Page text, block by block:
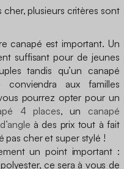
plusieurs critères sont
canapé est important. Un
suffisant pour de jeunes
tandis qu’un canapé
conviendra aux familles
pourrez opter pour un
4 places, un canapé
à des prix tout à fait
pas cher et super stylé !
un point important :
ce sera à vous de